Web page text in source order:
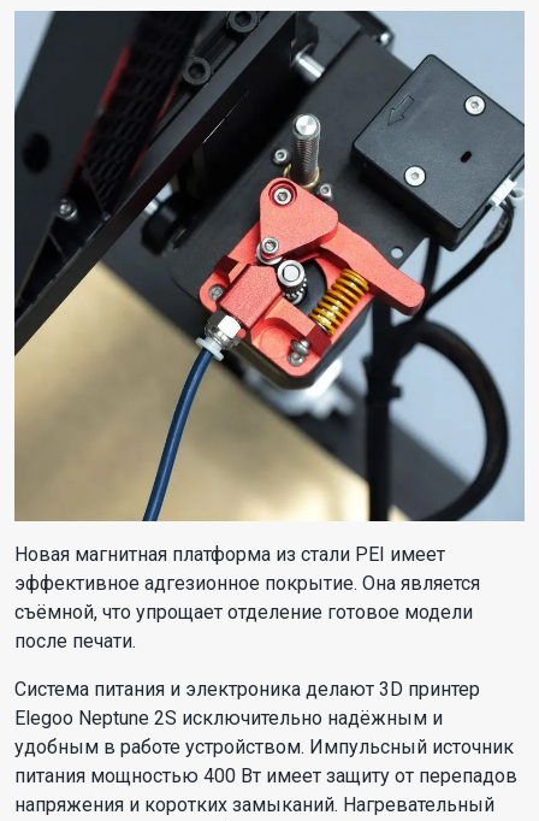
Новая магнитная платформа из стали PEI имеет
эффективное адгезионное покрытие. Она является
съёмной, что упрощает отделение готовое модели
после печати.
Система питания и электроника делают 3D принтер
Elegoo Neptune 2S исключительно надёжным и
удобным в работе устройством. Импульсный источник
питания мощностью 400 Вт имеет защиту от перепадов
напряжения и коротких замыканий. Нагревательный